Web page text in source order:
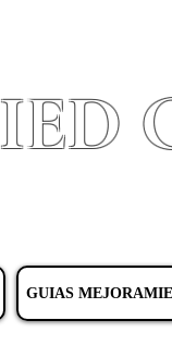
IED
GUIAS